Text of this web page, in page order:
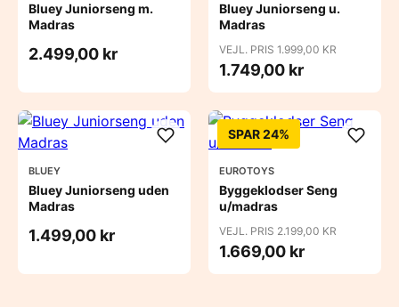
Bluey Juniorseng m.
Madras
2.499,00 kr
Bluey Juniorseng u.
Madras
VEJL. PRIS 1.999,00 KR
1.749,00 kr
BLUEY
Bluey Juniorseng uden
Madras
1.499,00 kr
SPAR 24%
EUROTOYS
Byggeklodser Seng
u/madras
VEJL. PRIS 2.199,00 KR
1.669,00 kr